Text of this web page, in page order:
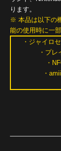
ります。
※ 本品は以下の
能の使用時に一
・ジャイロ
・プ
・
・